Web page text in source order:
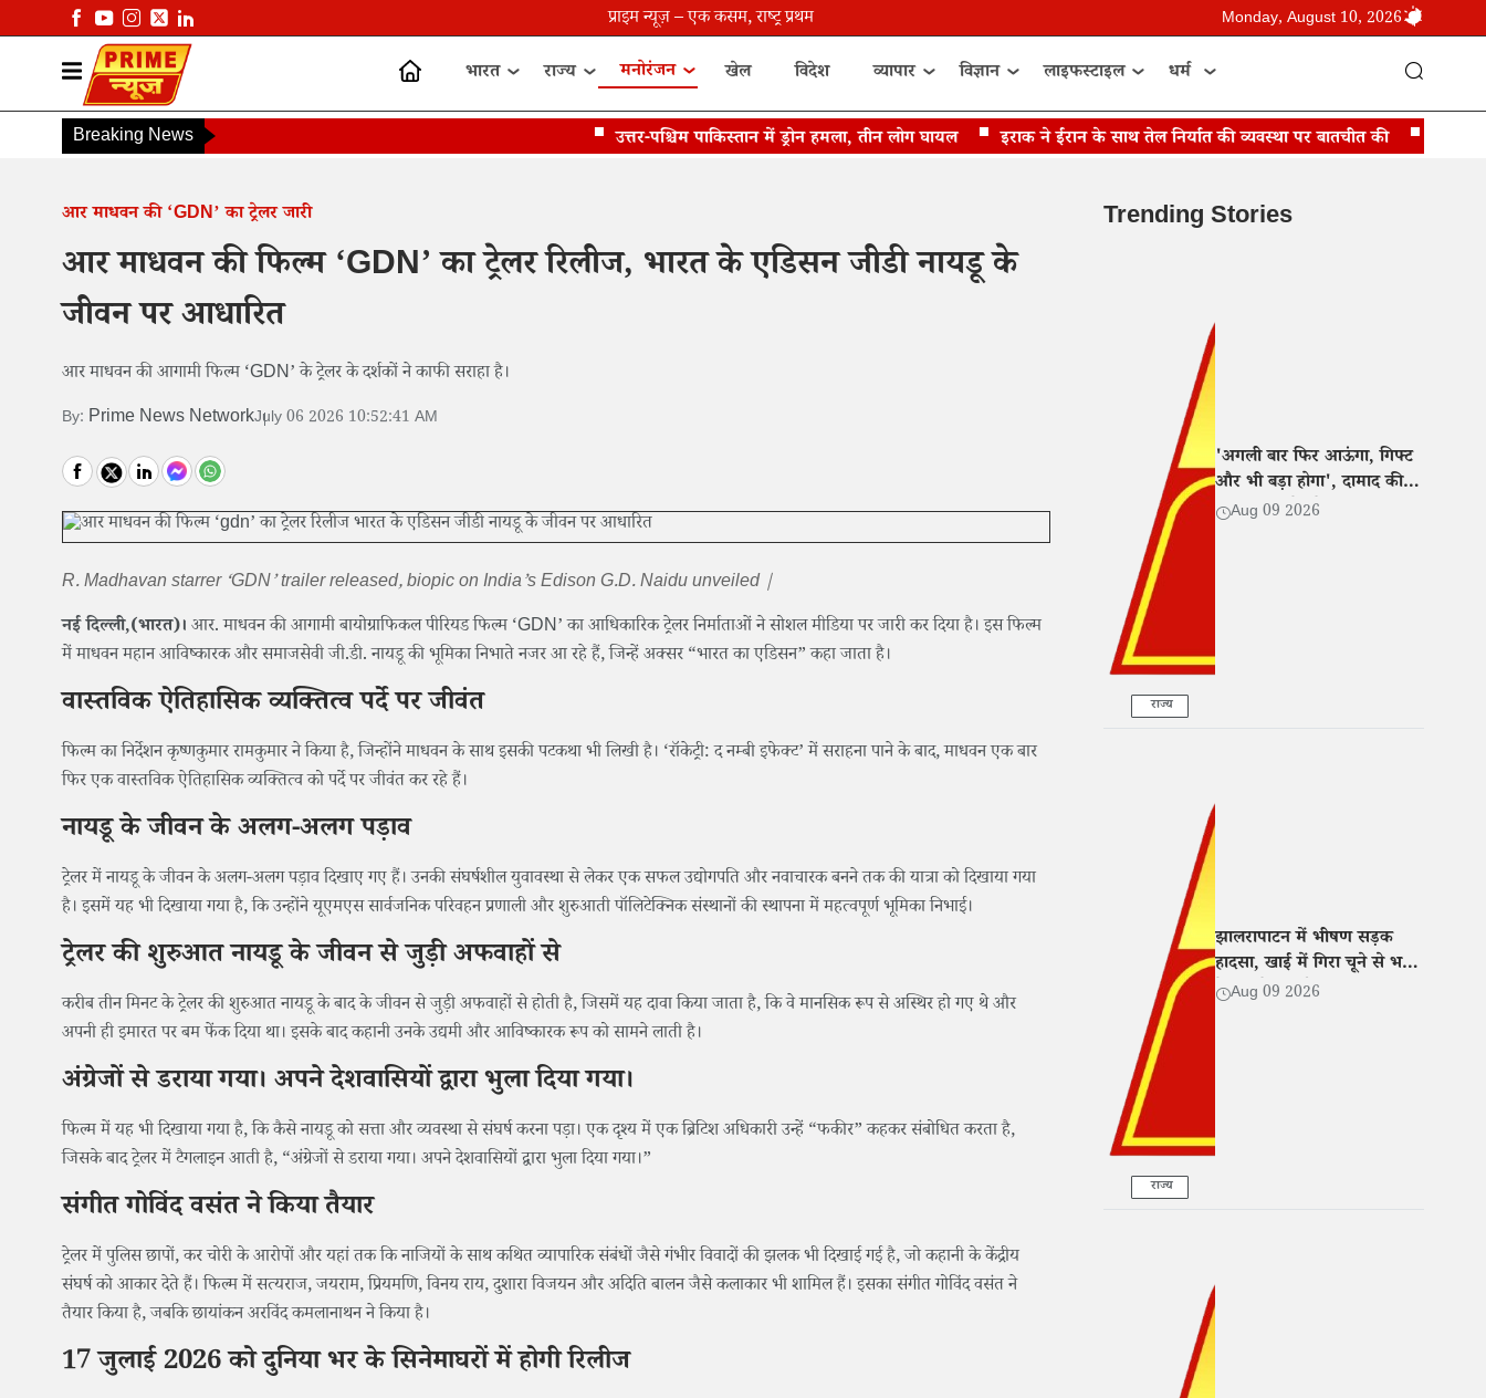
प्राइम न्यूज़ – एक कसम, राष्ट्र प्रथम Monday, August 10, 2026
भारत राज्य मनोरंजन खेल विदेश व्यापार विज्ञान लाइफस्टाइल धर्म
Breaking News उत्तर-पश्चिम पाकिस्तान में ड्रोन हमला, तीन लोग घायल इराक ने ईरान के साथ तेल निर्यात की व्यवस्था पर बातचीत की जेडी वैंस
आर माधवन की ‘GDN’ का ट्रेलर जारी
आर माधवन की फिल्म ‘GDN’ का ट्रेलर रिलीज, भारत के एडिसन जीडी नायडू के
जीवन पर आधारित
आर माधवन की आगामी फिल्म ‘GDN’ के ट्रेलर के दर्शकों ने काफी सराहा है।
By: Prime News NetworkJuly 06 2026 10:52:41 AM
R. Madhavan starrer ‘GDN’ trailer released, biopic on India’s Edison G.D. Naidu unveiled |
नई दिल्ली,(भारत)। आर. माधवन की आगामी बायोग्राफिकल पीरियड फिल्म ‘GDN’ का आधिकारिक ट्रेलर निर्माताओं ने सोशल मीडिया पर जारी कर दिया है। इस फिल्म
में माधवन महान आविष्कारक और समाजसेवी जी.डी. नायडू की भूमिका निभाते नजर आ रहे हैं, जिन्हें अक्सर “भारत का एडिसन” कहा जाता है।
वास्तविक ऐतिहासिक व्यक्तित्व पर्दे पर जीवंत
फिल्म का निर्देशन कृष्णकुमार रामकुमार ने किया है, जिन्होंने माधवन के साथ इसकी पटकथा भी लिखी है। ‘रॉकेट्री: द नम्बी इफेक्ट’ में सराहना पाने के बाद, माधवन एक बार
फिर एक वास्तविक ऐतिहासिक व्यक्तित्व को पर्दे पर जीवंत कर रहे हैं।
नायडू के जीवन के अलग-अलग पड़ाव
ट्रेलर में नायडू के जीवन के अलग-अलग पड़ाव दिखाए गए हैं। उनकी संघर्षशील युवावस्था से लेकर एक सफल उद्योगपति और नवाचारक बनने तक की यात्रा को दिखाया गया
है। इसमें यह भी दिखाया गया है, कि उन्होंने यूएमएस सार्वजनिक परिवहन प्रणाली और शुरुआती पॉलिटेक्निक संस्थानों की स्थापना में महत्वपूर्ण भूमिका निभाई।
ट्रेलर की शुरुआत नायडू के जीवन से जुड़ी अफवाहों से
करीब तीन मिनट के ट्रेलर की शुरुआत नायडू के बाद के जीवन से जुड़ी अफवाहों से होती है, जिसमें यह दावा किया जाता है, कि वे मानसिक रूप से अस्थिर हो गए थे और
अपनी ही इमारत पर बम फेंक दिया था। इसके बाद कहानी उनके उद्यमी और आविष्कारक रूप को सामने लाती है।
अंग्रेजों से डराया गया। अपने देशवासियों द्वारा भुला दिया गया।
फिल्म में यह भी दिखाया गया है, कि कैसे नायडू को सत्ता और व्यवस्था से संघर्ष करना पड़ा। एक दृश्य में एक ब्रिटिश अधिकारी उन्हें “फकीर” कहकर संबोधित करता है,
जिसके बाद ट्रेलर में टैगलाइन आती है, “अंग्रेजों से डराया गया। अपने देशवासियों द्वारा भुला दिया गया।”
संगीत गोविंद वसंत ने किया तैयार
ट्रेलर में पुलिस छापों, कर चोरी के आरोपों और यहां तक कि नाजियों के साथ कथित व्यापारिक संबंधों जैसे गंभीर विवादों की झलक भी दिखाई गई है, जो कहानी के केंद्रीय
संघर्ष को आकार देते हैं। फिल्म में सत्यराज, जयराम, प्रियमणि, विनय राय, दुशारा विजयन और अदिति बालन जैसे कलाकार भी शामिल हैं। इसका संगीत गोविंद वसंत ने
तैयार किया है, जबकि छायांकन अरविंद कमलानाथन ने किया है।
17 जुलाई 2026 को दुनिया भर के सिनेमाघरों में होगी रिलीज
Trending Stories
राज्य
'अगली बार फिर आऊंगा, गिफ्ट
और भी बड़ा होगा', दामाद की
ससुराल वालों को धमकी
Aug 09 2026
राज्य
झालरापाटन में भीषण सड़क
हादसा, खाई में गिरा चूने से भरा
ट्रेलर; दो की मौत
Aug 09 2026